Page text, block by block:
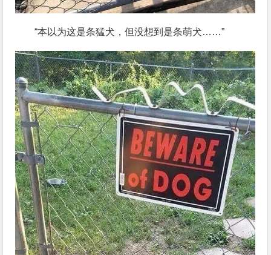
“本以为这是条猛犬，但没想到是条萌犬……”